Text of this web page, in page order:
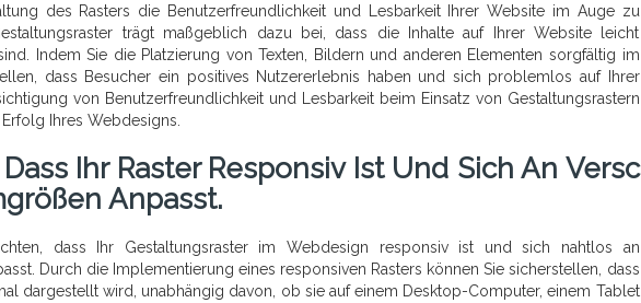
des Rasters die Benutzerfreundlichkeit und Lesbarkeit Ihrer Website im Auge zu
trägt maßgeblich dazu bei, dass die Inhalte auf Ihrer Website leicht
Indem Sie die Platzierung von Texten, Bildern und anderen Elementen sorgfältig im
dass Besucher ein positives Nutzererlebnis haben und sich problemlos auf Ihrer
von Benutzerfreundlichkeit und Lesbarkeit beim Einsatz von Gestaltungsrastern
Ihres Webdesigns.
Ihr Raster Responsiv Ist Und Sich An Versc
Anpasst.
dass Ihr Gestaltungsraster im Webdesign responsiv ist und sich nahtlos an
Durch die Implementierung eines responsiven Rasters können Sie sicherstellen, dass
dargestellt wird, unabhängig davon, ob sie auf einem Desktop-Computer, einem Tablet